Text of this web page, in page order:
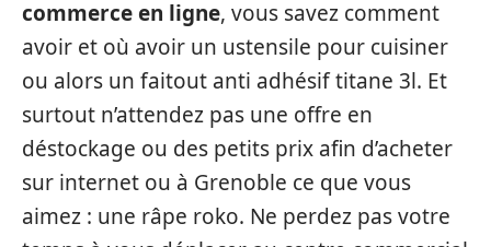
commerce en ligne, vous savez comment
avoir et où avoir un ustensile pour cuisiner
ou alors un faitout anti adhésif titane 3l. Et
surtout n’attendez pas une offre en
déstockage ou des petits prix afin d’acheter
sur internet ou à Grenoble ce que vous
aimez : une râpe roko. Ne perdez pas votre